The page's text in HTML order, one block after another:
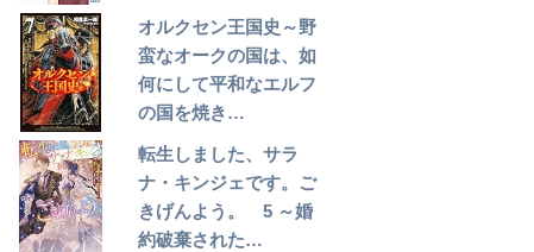
オルクセン王国史～野
蛮なオークの国は、如
何にして平和なエルフ
の国を焼き…
転生しました、サラ
ナ・キンジェです。ご
きげんよう。 5 ～婚
約破棄された…